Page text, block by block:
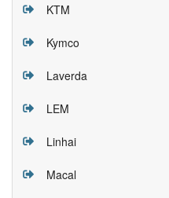
KTM
Kymco
Laverda
LEM
Linhai
Macal